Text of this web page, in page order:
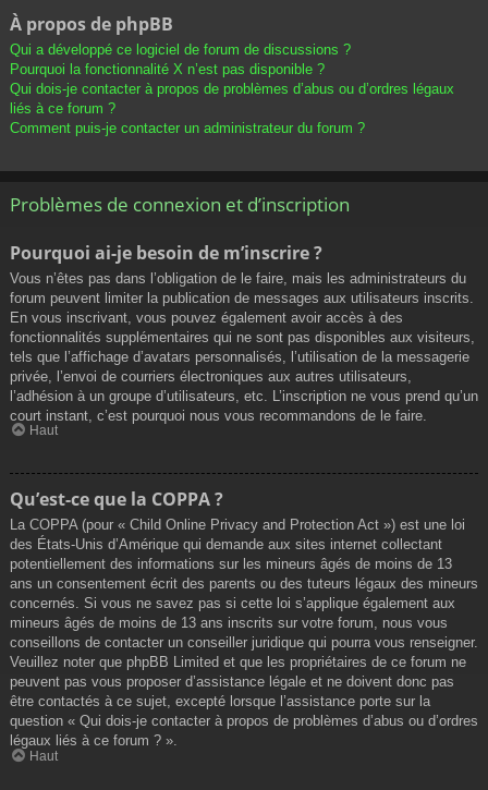
À propos de phpBB
Qui a développé ce logiciel de forum de discussions ?
Pourquoi la fonctionnalité X n’est pas disponible ?
Qui dois-je contacter à propos de problèmes d’abus ou d’ordres légaux
liés à ce forum ?
Comment puis-je contacter un administrateur du forum ?
Problèmes de connexion et d’inscription
Pourquoi ai-je besoin de m’inscrire ?
Vous n’êtes pas dans l’obligation de le faire, mais les administrateurs du
forum peuvent limiter la publication de messages aux utilisateurs inscrits.
En vous inscrivant, vous pouvez également avoir accès à des
fonctionnalités supplémentaires qui ne sont pas disponibles aux visiteurs,
tels que l’affichage d’avatars personnalisés, l’utilisation de la messagerie
privée, l’envoi de courriers électroniques aux autres utilisateurs,
l’adhésion à un groupe d’utilisateurs, etc. L’inscription ne vous prend qu’un
court instant, c’est pourquoi nous vous recommandons de le faire.
Haut
Qu’est-ce que la COPPA ?
La COPPA (pour « Child Online Privacy and Protection Act ») est une loi
des États-Unis d’Amérique qui demande aux sites internet collectant
potentiellement des informations sur les mineurs âgés de moins de 13
ans un consentement écrit des parents ou des tuteurs légaux des mineurs
concernés. Si vous ne savez pas si cette loi s’applique également aux
mineurs âgés de moins de 13 ans inscrits sur votre forum, nous vous
conseillons de contacter un conseiller juridique qui pourra vous renseigner.
Veuillez noter que phpBB Limited et que les propriétaires de ce forum ne
peuvent pas vous proposer d’assistance légale et ne doivent donc pas
être contactés à ce sujet, excepté lorsque l’assistance porte sur la
question « Qui dois-je contacter à propos de problèmes d’abus ou d’ordres
légaux liés à ce forum ? ».
Haut